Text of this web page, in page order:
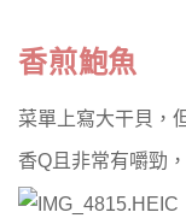
香煎鮑魚
菜單上寫大干貝，
香Q且非常有嚼勁